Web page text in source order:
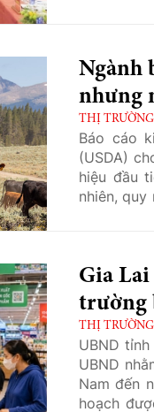
Ngành
nhưng
THỊ TRƯỜNG
Báo cáo
(USDA)
hiệu đầu
nhiên, quy
Gia
trường
THỊ TRƯỜNG
UBND
UBND
Nam đến
hoạch